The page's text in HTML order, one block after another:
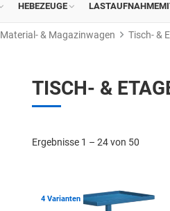
HEBEZEUGE
Material- & Magazinwagen Tisch- &
TISCH- &
Ergebnisse 1 – 24 von 50
4 Varianten